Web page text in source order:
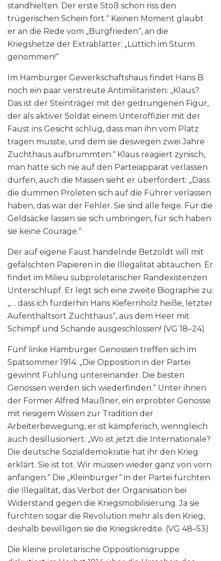
standhielten. Der erste Stoß schon riss den
trügerischen Schein fort.“ Keinen Moment glaubt
er an die Rede vom „Burgfrieden“, an die
Kriegshetze der Extrablätter: „Lüttich im Sturm
genommen!“
Im Hamburger Gewerkschaftshaus findet Hans B.
noch ein paar verstreute Antimilitaristen: „Klaus?
Das ist der Steinträger mit der gedrungenen Figur,
der als aktiver Soldat einem Unteroffizier mit der
Faust ins Gesicht schlug, dass man ihn vom Platz
tragen musste, und dem sie deswegen zwei Jahre
Zuchthaus aufbrummten.“ Klaus reagiert zynisch,
man hätte sich nie auf den Parteiapparat verlassen
dürfen, auch die Massen sieht er überfordert: „Dass
die dummen Proleten sich auf die Führer verlassen
haben, das war der Fehler. Sie sind alle feige. Für die
Geldsäcke lassen sie sich umbringen, für sich haben
sie keine Courage.“
Der auf eigene Faust handelnde Betzoldt will mit
gefälschten Papieren in die Illegalität abtauchen. Er
findet im Milieu subproletarischer Randexistenzen
Unterschlupf. Er legt sich eine zweite Biographie zu:
„… dass ich fürderhin Hans Kiefernholz heiße, letzter
Aufenthaltsort Zuchthaus“, aus dem Heer mit
Schimpf und Schande ausgeschlossen! (VG 18–24)
Fünf linke Hamburger Genossen treffen sich im
Spätsommer 1914: „Die Opposition in der Partei
gewinnt Fühlung untereinander. Die besten
Genossen werden sich wiederfinden.“ Unter ihnen
der Former Alfred Maußner, ein erprobter Genosse
mit riesigem Wissen zur Tradition der
Arbeiterbewegung, er ist kämpferisch, wenngleich
auch desillusioniert: „Wo ist jetzt die Internationale?
Die deutsche Sozialdemokratie hat ihr den Krieg
erklärt. Sie ist tot. Wir müssen wieder ganz von vorn
anfangen.“ Die „Kleinbürger“ in der Partei fürchten
die Illegalität, das Verbot der Organisation bei
Widerstand gegen die Kriegsmobilisierung. Ja sie
fürchten sogar die Revolution mehr als den Krieg,
deshalb bewilligen sie die Kriegskredite. (VG 48–53)
Die kleine proletarische Oppositionsgruppe